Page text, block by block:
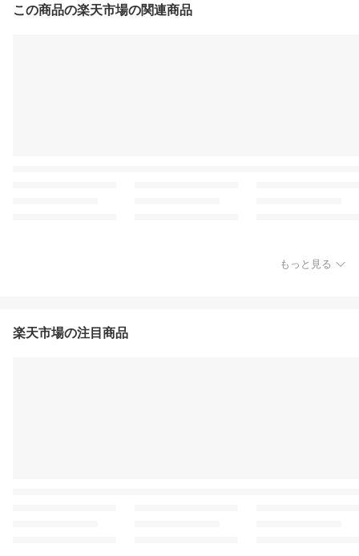
この商品の楽天市場の関連商品
もっと見る
楽天市場の注目商品